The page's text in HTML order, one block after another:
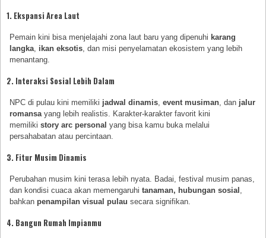
1. Ekspansi Area Laut
Pemain kini bisa menjelajahi zona laut baru yang dipenuhi karang
langka, ikan eksotis, dan misi penyelamatan ekosistem yang lebih
menantang.
2. Interaksi Sosial Lebih Dalam
NPC di pulau kini memiliki jadwal dinamis,event musiman, dan jalur
romansayang lebih realistis. Karakter-karakter favorit kini
memilikistory arc personal yang bisa kamu buka melalui
persahabatan atau percintaan.
3. Fitur Musim Dinamis
Perubahan musim kini terasa lebih nyata. Badai, festival musim panas,
dan kondisi cuaca akan memengaruhitanaman, hubungan sosial ,
bahkan penampilan visual pulau secara signifikan.
4. Bangun Rumah Impianmu